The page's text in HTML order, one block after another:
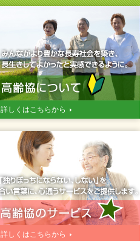
詳しくはこちらから
詳しくはこちらから